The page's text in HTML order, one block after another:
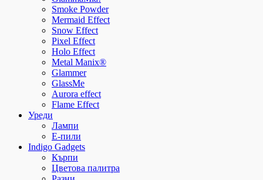
Smoke Powder
Mermaid Effect
Snow Effect
Pixel Effect
Holo Effect
Metal Manix®
Glammer
GlassMe
Aurora effect
Flame Effect
Уреди
Лампи
E-пили
Indigo Gadgets
Кърпи
Цветова палитра